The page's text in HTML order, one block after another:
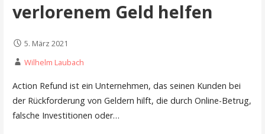
verlorenem Geld helfen
5. März 2021
Wilhelm Laubach
Action Refund ist ein Unternehmen, das seinen Kunden bei
der Rückforderung von Geldern hilft, die durch Online-Betrug,
falsche Investitionen oder…